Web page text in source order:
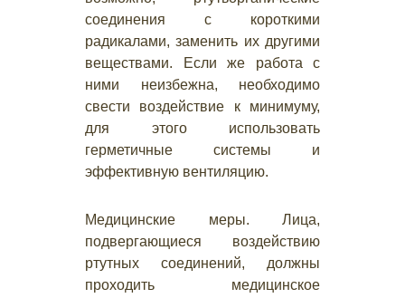
соединения с короткими
радикалами, заменить их другими
веществами. Если же работа с
ними неизбежна, необходимо
свести воздействие к минимуму,
для этого использовать
герметичные системы и
эффективную вентиляцию.
Медицинские меры. Лица,
подвергающиеся воздействию
ртутных соединений, должны
проходить медицинское